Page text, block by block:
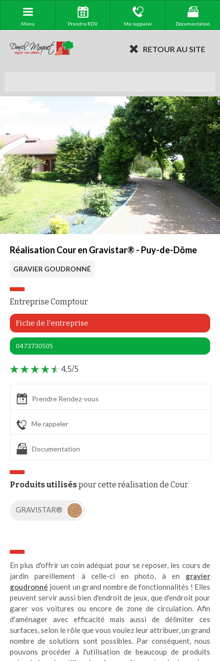
Menu Prendre RDV Me rappeler Documentation
RETOUR AU SITE
Réalisation Cour en Gravistar® - Puy-de-Dôme
GRAVIER GOUDRONNÉ
Entreprise Comptour
Fiche de l'entreprise
0473730505
4,5/5
Prendre Rendez-vous
Me rappeler
Documentation
Produits utilisés pour cette réalisation de Cour
GRAVISTAR®
En plus d'offrir un coin adéquat pour se reposer, les cours de
jardin pareillement à celle-ci en photo, à en gravier
goudronné jouent un grand nombre de fonctionnalités ! Elles
peuvent servir aussi bien d'endroit de jeux, que d'endroit pour
garer vos voitures ou encore de zone de circulation. Afin
d'aménager avec efficacité mais aussi de délimiter ces
surfaces, selon le rôle que vous voulez leur attribuer, un grand
nombre de solutions sont possibles. Par conséquent, nous
pouvons procéder à l'utilisation de beaucoup de produits